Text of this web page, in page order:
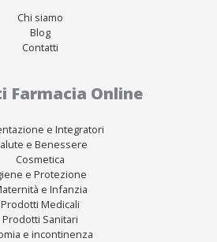
Chi siamo
Blog
Contatti
Farmacia Online
e Integratori
e Benessere
Cosmetica
e Protezione
e Infanzia
Prodotti Medicali
Prodotti Sanitari
e incontinenza